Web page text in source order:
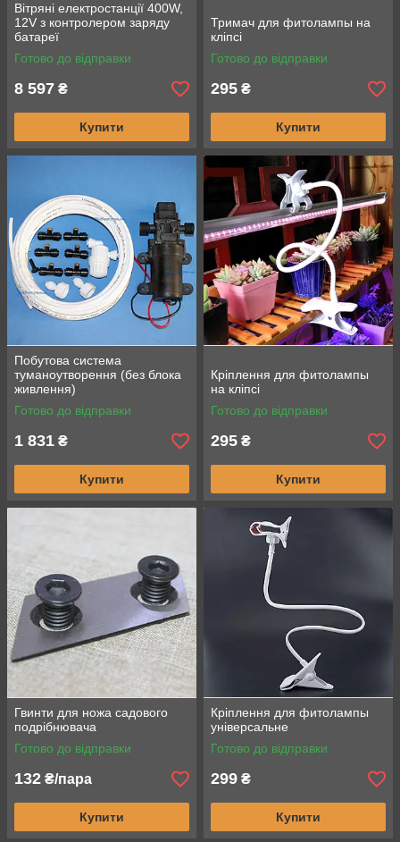
Вітряні електростанції 400W,
12V з контролером заряду
батареї
Готово до відправки
8 597 ₴
Купити
Тримач для фитолампы на
кліпсі
Готово до відправки
295 ₴
Купити
Побутова система
туманоутворення (без блока
живлення)
Готово до відправки
1 831 ₴
Купити
Кріплення для фитолампы
на кліпсі
Готово до відправки
295 ₴
Купити
Гвинти для ножа садового
подрібнювача
Готово до відправки
132 ₴/пара
Купити
Кріплення для фитолампы
універсальне
Готово до відправки
299 ₴
Купити